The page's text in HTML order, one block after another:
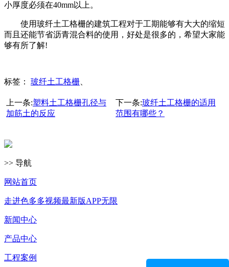
小厚度必须在40mm以上。
使用玻纤土工格栅的建筑工程对于工期能够有大大的缩短
而且还能节省沥青混合料的使用，好处是很多的，希望大家能
够有所了解!
标签： 玻纤土工格栅
上一条:塑料土工格栅孔径与
加筋土的反应
下一条:玻纤土工格栅的适用
范围有哪些？
>> 导航
网站首页
走进色多多视频最新版APP无限
新闻中心
产品中心
工程案例